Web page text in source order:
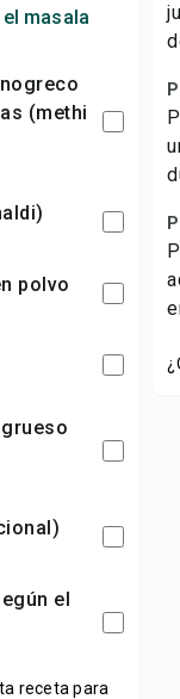
masala
(methi
polvo
receta para